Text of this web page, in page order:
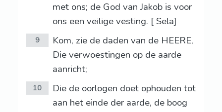
met ons; de God van Jakob is voor
ons een veilige vesting. [ Sela]
9
Kom, zie de daden van de HEERE,
Die verwoestingen op de aarde
aanricht;
10
Die de oorlogen doet ophouden tot
aan het einde der aarde, de boog